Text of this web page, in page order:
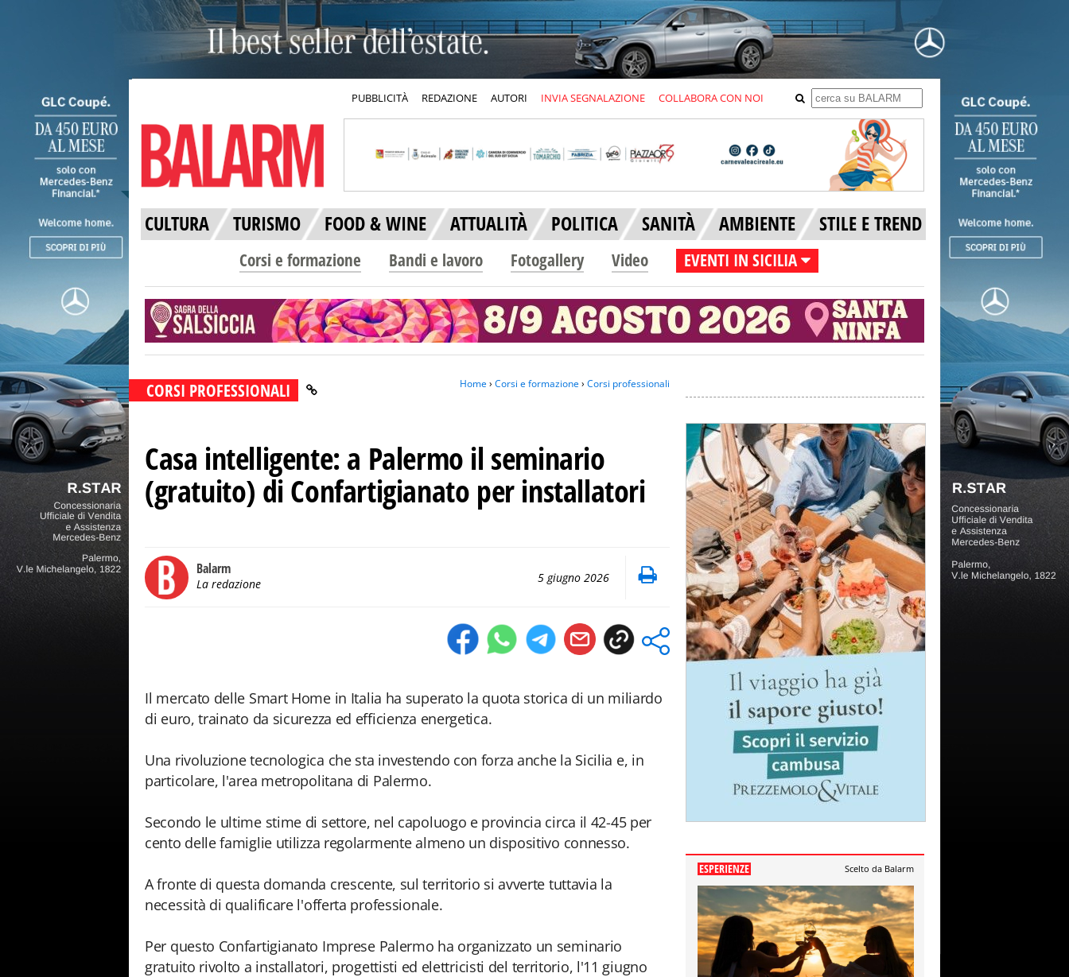
PUBBLICITÀ REDAZIONE AUTORI INVIA SEGNALAZIONE COLLABORA CON NOI
CULTURA TURISMO FOOD & WINE ATTUALITÀ POLITICA SANITÀ AMBIENTE STILE E TREND
Corsi e formazione Bandi e lavoro Fotogallery Video EVENTI IN SICILIA
CORSI PROFESSIONALI Home› Corsi e formazione› Corsi professionali
Casa intelligente: a Palermo il seminario
(gratuito) di Confartigianato per installatori
Balarm
La redazione 5 giugno 2026
Il mercato delle Smart Home in Italia ha superato la quota storica di un miliardo
di euro, trainato da sicurezza ed efficienza energetica.
Una rivoluzione tecnologica che sta investendo con forza anche la Sicilia e, in
particolare, l'area metropolitana di Palermo.
Secondo le ultime stime di settore, nel capoluogo e provincia circa il 42-45 per
cento delle famiglie utilizza regolarmente almeno un dispositivo connesso.
A fronte di questa domanda crescente, sul territorio si avverte tuttavia la
necessità di qualificare l'offerta professionale.
Per questo Confartigianato Imprese Palermo ha organizzato un seminario
gratuito rivolto a installatori, progettisti ed elettricisti del territorio, l'11 giugno
ESPERIENZE Scelto da Balarm